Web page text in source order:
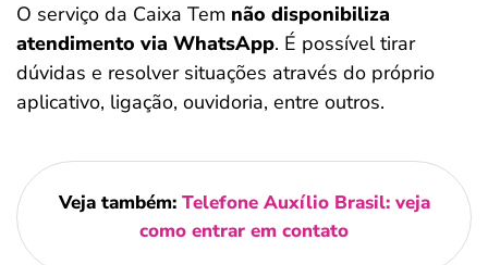
O serviço da Caixa Tem não disponibiliza
atendimento via WhatsApp. É possível tirar
dúvidas e resolver situações através do próprio
aplicativo, ligação, ouvidoria, entre outros.
Veja também: Telefone Auxílio Brasil: veja
como entrar em contato